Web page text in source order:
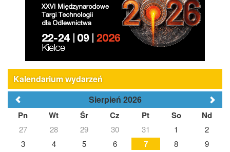
Kalendarium wydarzeń
Sierpień 2026
Pn Wt Śr Cz Pt So Nd
27 28 29 30 31 1
2
3
4 5 6 7 8
9